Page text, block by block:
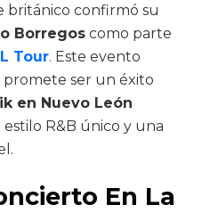
británico confirmó su
Borregos como parte
Tour. Este evento
promete ser un éxito
en Nuevo León
R&B único y una
En La